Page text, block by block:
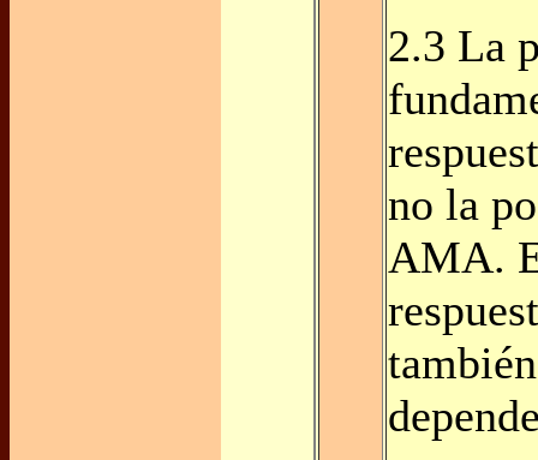
2.3 La
no la
AMA.